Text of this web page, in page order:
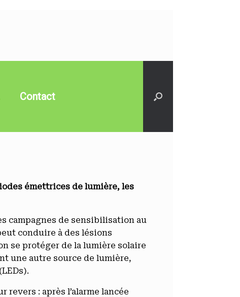
Contact
émettrices de lumière, les
campagnes de sensibilisation au
conduire à des lésions
se protéger de la lumière solaire
une autre source de lumière,
: après l’alarme lancée